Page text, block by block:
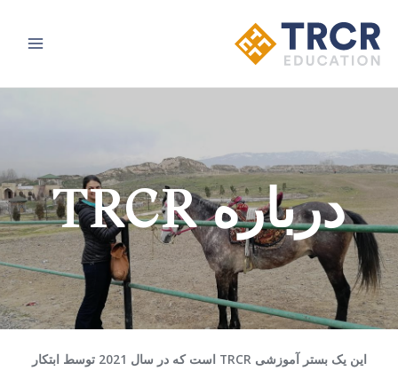
درباره TRCR
این یک بستر آموزشی TRCR است که در سال 2021 توسط ابتکار